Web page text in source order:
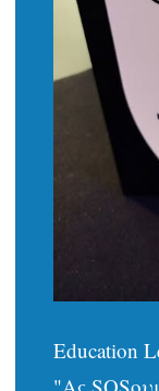
Education